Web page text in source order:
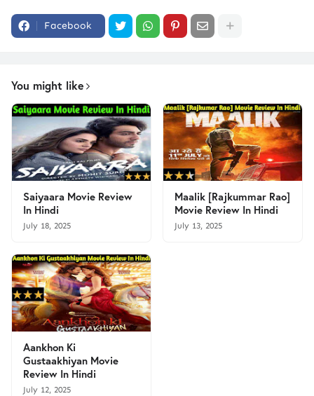
Facebook
You might like
Saiyaara Movie Review
In Hindi
July 18, 2025
Maalik [Rajkummar Rao]
Movie Review In Hindi
July 13, 2025
Aankhon Ki
Gustaakhiyan Movie
Review In Hindi
July 12, 2025